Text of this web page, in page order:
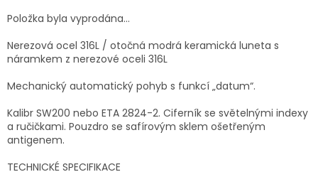
Položka byla vyprodána…
Nerezová ocel 316L / otočná modrá keramická luneta s
náramkem z nerezové oceli 316L
Mechanický automatický pohyb s funkcí „datum“.
Kalibr SW200 nebo ETA 2824-2. Ciferník se světelnými indexy
a ručičkami. Pouzdro se safírovým sklem ošetřeným
antigenem.
TECHNICKÉ SPECIFIKACE